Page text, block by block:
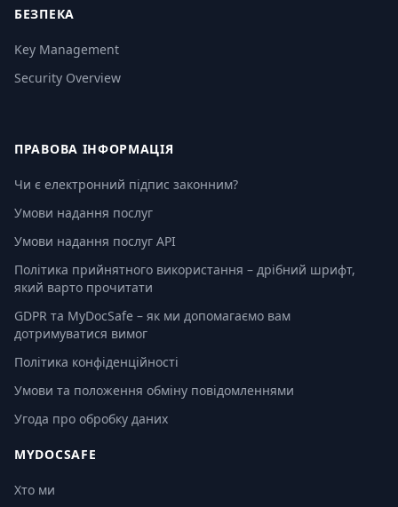
БЕЗПЕКА
Key Management
Security Overview
ПРАВОВА ІНФОРМАЦІЯ
Чи є електронний підпис законним?
Умови надання послуг
Умови надання послуг API
Політика прийнятного використання – дрібний шрифт,
який варто прочитати
GDPR та MyDocSafe – як ми допомагаємо вам
дотримуватися вимог
Політика конфіденційності
Умови та положення обміну повідомленнями
Угода про обробку даних
MYDOCSAFE
Хто ми